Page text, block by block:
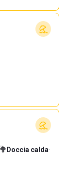
Doccia calda·